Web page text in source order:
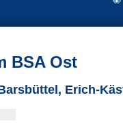
BSA Ost
Erich-